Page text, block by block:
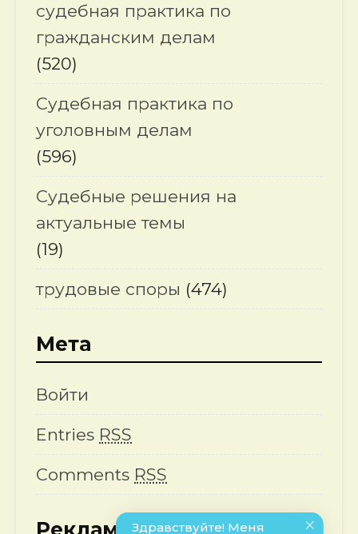
судебная практика по
гражданским делам
(520)
Судебная практика по
уголовным делам
(596)
Судебные решения на
актуальные темы
(19)
трудовые споры (474)
Мета
Войти
Entries RSS
Comments RSS